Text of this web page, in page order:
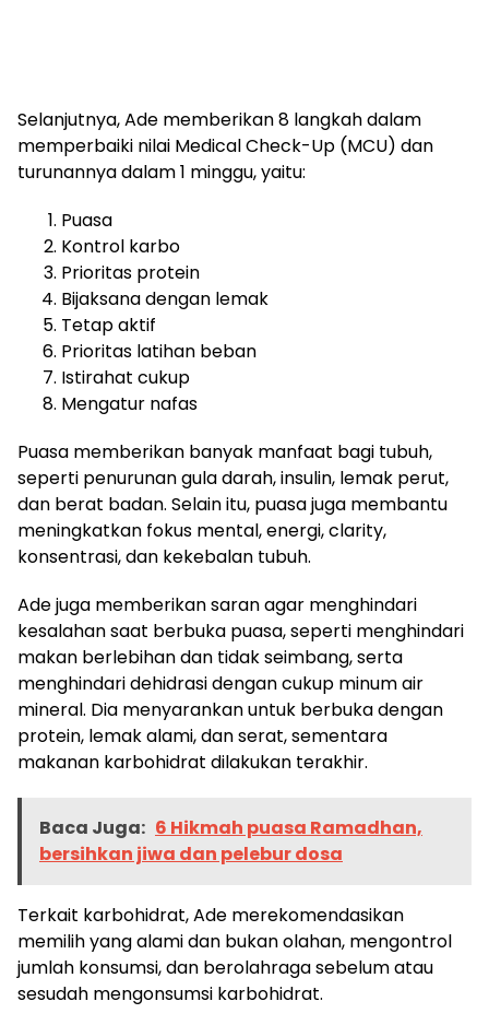
Baca Juga: 4 Aktivitas ringan bisa jaga
Selanjutnya, Ade memberikan 8 langkah dalam
memperbaiki nilai Medical Check-Up (MCU) dan
turunannya dalam 1 minggu, yaitu:
Puasa
Kontrol karbo
Prioritas protein
Bijaksana dengan lemak
Tetap aktif
Prioritas latihan beban
Istirahat cukup
Mengatur nafas
Puasa memberikan banyak manfaat bagi tubuh,
seperti penurunan gula darah, insulin, lemak perut,
dan berat badan. Selain itu, puasa juga membantu
meningkatkan fokus mental, energi, clarity,
konsentrasi, dan kekebalan tubuh.
Ade juga memberikan saran agar menghindari
kesalahan saat berbuka puasa, seperti menghindari
makan berlebihan dan tidak seimbang, serta
menghindari dehidrasi dengan cukup minum air
mineral. Dia menyarankan untuk berbuka dengan
protein, lemak alami, dan serat, sementara
makanan karbohidrat dilakukan terakhir.
Baca Juga: 6 Hikmah puasa Ramadhan,
bersihkan jiwa dan pelebur dosa
Terkait karbohidrat, Ade merekomendasikan
memilih yang alami dan bukan olahan, mengontrol
jumlah konsumsi, dan berolahraga sebelum atau
sesudah mengonsumsi karbohidrat.